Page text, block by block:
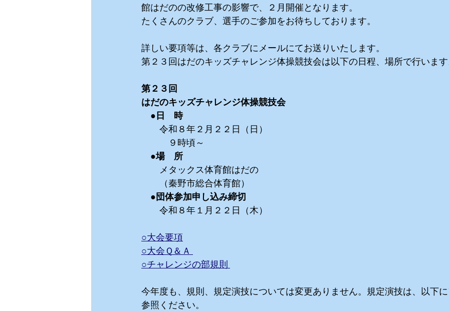
館はだのの改修工事の影響で、２月開催となります。
たくさんのクラブ、選手のご参加をお待ちしております。
詳しい要項等は、各クラブにメールにてお送りいたします。
第２３回はだのキッズチャレンジ体操競技会は以下の日程、場所で行いま
第２３回
はだのキッズチャレンジ体操競技会
●日　時
令和８年２月２２日（日）
９時頃～
●場　所
メタックス体育館はだの
（秦野市総合体育館）
●団体参加申し込み締切
令和８年１月２２日（木）
○大会要項
○大会Ｑ＆Ａ
○チャレンジの部規則
今年度も、規則、規定演技については変更ありません。規定演技は、以下
参照ください。